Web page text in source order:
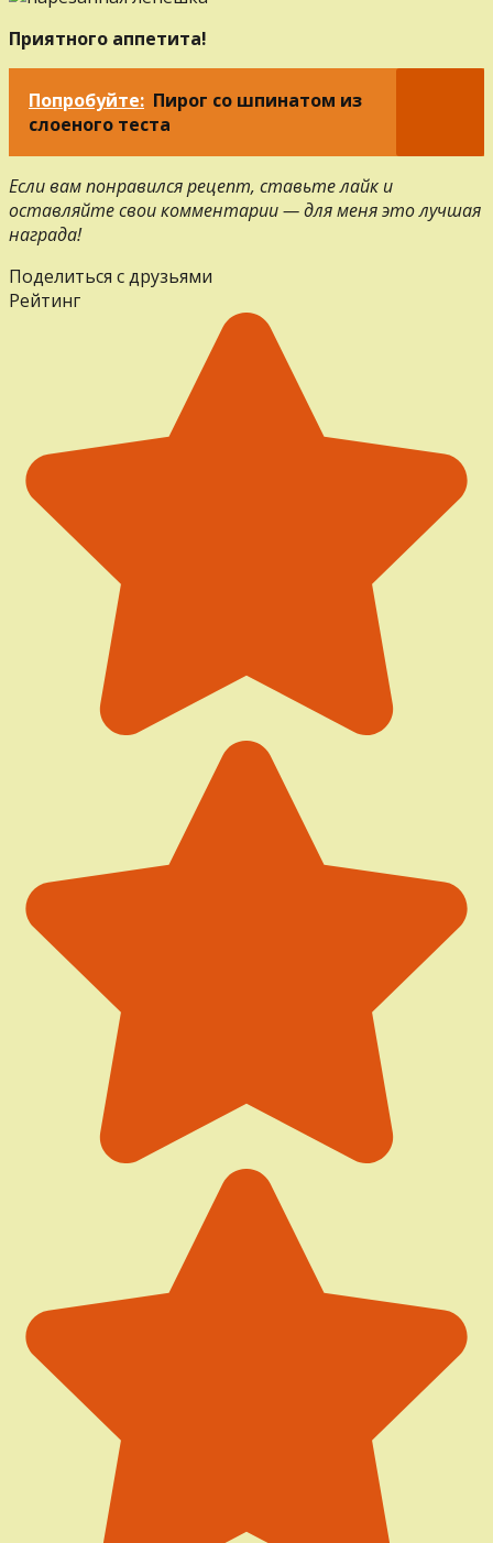
Приятного аппетита!
Попробуйте: Пирог со шпинатом из
слоеного теста
Если вам понравился рецепт, ставьте лайк и
оставляйте свои комментарии — для меня это лучшая
награда!
Поделиться с друзьями
Рейтинг